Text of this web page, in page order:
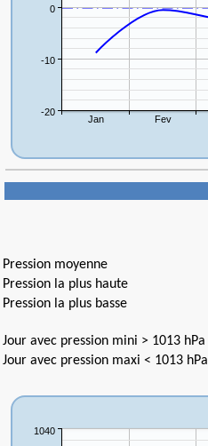
Pression moyenne
Pression la plus haute
Pression la plus basse
Jour avec pression mini > 1013 hPa
Jour avec pression maxi < 1013 hPa